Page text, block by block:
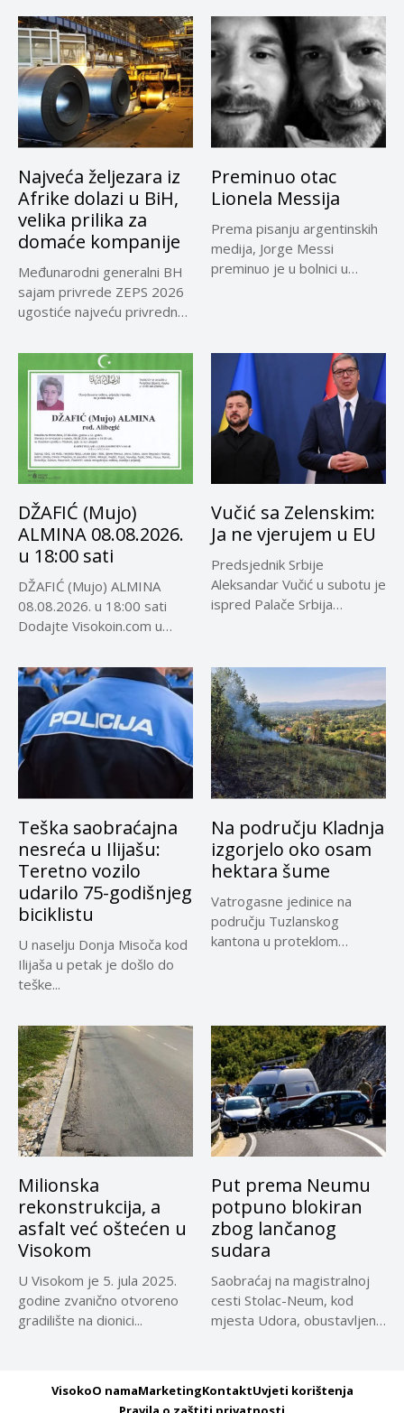
Najveća željezara iz
Afrike dolazi u BiH,
velika prilika za
domaće kompanije
Međunarodni generalni BH
sajam privrede ZEPS 2026
ugostiće najveću privrednu
Preminuo otac
Lionela Messija
Prema pisanju argentinskih
medija, Jorge Messi
preminuo je u bolnici u
DŽAFIĆ (Mujo)
ALMINA 08.08.2026.
u 18:00 sati
DŽAFIĆ (Mujo) ALMINA
08.08.2026. u 18:00 sati
Dodajte Visokoin.com u
Vučić sa Zelenskim:
Ja ne vjerujem u EU
Predsjednik Srbije
Aleksandar Vučić u subotu je
ispred Palače Srbija
Teška saobraćajna
nesreća u Ilijašu:
Teretno vozilo
udarilo 75-godišnjeg
biciklistu
U naselju Donja Misoča kod
Ilijaša u petak je došlo do
teške...
Na području Kladnja
izgorjelo oko osam
hektara šume
Vatrogasne jedinice na
području Tuzlanskog
kantona u proteklom
Milionska
rekonstrukcija, a
asfalt već oštećen u
Visokom
U Visokom je 5. jula 2025.
godine zvanično otvoreno
gradilište na dionici...
Put prema Neumu
potpuno blokiran
zbog lančanog
sudara
Saobraćaj na magistralnoj
cesti Stolac-Neum, kod
mjesta Udora, obustavljen
VisokoO namaMarketingKontaktUvjeti korištenja